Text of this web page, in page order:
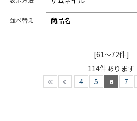
並べ替え
[61～72件]
114件あります
4
5 6 7